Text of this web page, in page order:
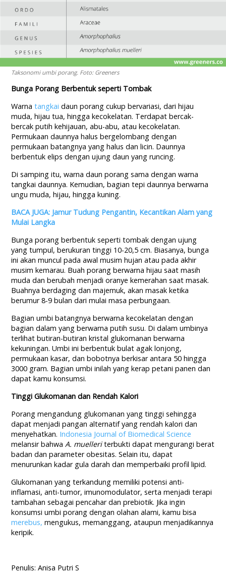
Taksonomi umbi porang. Foto: Greeners
Bunga Porang Berbentuk seperti Tombak
Warnatangkai daun porang cukup bervariasi, dari hijau
muda, hijau tua, hingga kecokelatan. Terdapat bercak-
bercak putih kehijauan, abu-abu, atau kecokelatan.
Permukaan daunnya halus bergelombang dengan
permukaan batangnya yang halus dan licin. Daunnya
berbentuk elips dengan ujung daun yang runcing.
Di samping itu, warna daun porang sama dengan warna
tangkai daunnya. Kemudian, bagian tepi daunnya berwarna
ungu muda, hijau, hingga kuning.
BACA JUGA: Jamur Tudung Pengantin, Kecantikan Alam yang
Mulai Langka
Bunga porang berbentuk seperti tombak dengan ujung
yang tumpul, berukuran tinggi 10-20,5 cm. Biasanya, bunga
ini akan muncul pada awal musim hujan atau pada akhir
musim kemarau. Buah porang berwarna hijau saat masih
muda dan berubah menjadi oranye kemerahan saat masak.
Buahnya berdaging dan majemuk, akan masak ketika
berumur 8-9 bulan dari mulai masa perbungaan.
Bagian umbi batangnya berwarna kecokelatan dengan
bagian dalam yang berwarna putih susu. Di dalam umbinya
terlihat butiran-butiran kristal glukomanan berwarna
kekuningan. Umbi ini berbentuk bulat agak lonjong,
permukaan kasar, dan bobotnya berkisar antara 50 hingga
3000 gram. Bagian umbi inilah yang kerap petani panen dan
dapat kamu konsumsi.
Tinggi Glukomanan dan Rendah Kalori
Porang mengandung glukomanan yang tinggi sehingga
dapat menjadi pangan alternatif yang rendah kalori dan
menyehatkan. Indonesia Journal of Biomedical Science
melansir bahwaA. muelleriterbukti dapat mengurangi berat
badan dan parameter obesitas. Selain itu, dapat
menurunkan kadar gula darah dan memperbaiki profil lipid.
Glukomanan yang terkandung memiliki potensi anti-
inflamasi, anti-tumor, imunomodulator, serta menjadi terapi
tambahan sebagai pencahar dan prebiotik. Jika ingin
konsumsi umbi porang dengan olahan alami, kamu bisa
merebus,mengukus, memanggang, ataupun menjadikannya
keripik.
Penulis: Anisa Putri S